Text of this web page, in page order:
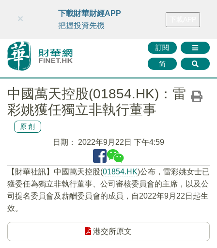
財華智庫網 FINTV FINMETA 財華證券 媒體矩陣
訂閱
简
×
下載財華財經APP
把握投資先機
中國萬天控股(01854.HK)：雷
彩姚獲任獨立非執行董事
原創
日期： 2022年9月22日 下午4:59
【財華社訊】中國萬天控股(01854.HK)公布，雷彩姚女士已
獲委任為獨立非執行董事、公司審核委員會的主席，以及公
司提名委員會及薪酬委員會的成員，自2022年9月22日起生
效。
港交所原文